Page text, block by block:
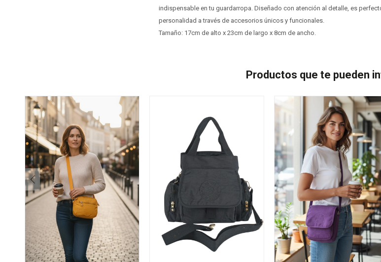
indispensable en tu guardarropa. Diseñado con atención al detalle, es
personalidad a través de accesorios únicos y funcionales.
Tamaño: 17cm de alto x 23cm de largo x 8cm de ancho.
Productos que te pueden